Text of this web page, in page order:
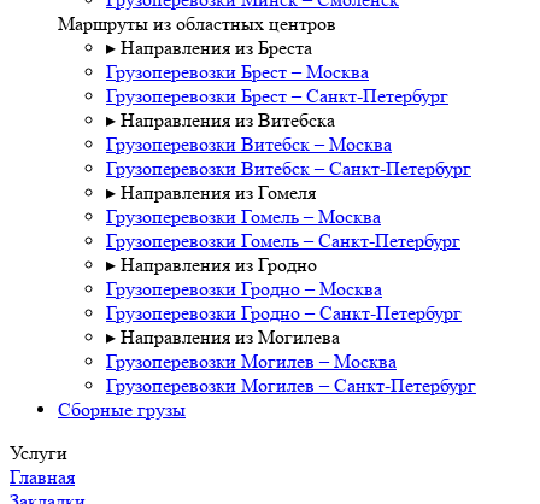
Маршруты из областных центров
▸ Направления из Бреста
Грузоперевозки Брест – Москва
Грузоперевозки Брест – Санкт-Петербург
▸ Направления из Витебска
Грузоперевозки Витебск – Москва
Грузоперевозки Витебск – Санкт-Петербург
▸ Направления из Гомеля
Грузоперевозки Гомель – Москва
Грузоперевозки Гомель – Санкт-Петербург
▸ Направления из Гродно
Грузоперевозки Гродно – Москва
Грузоперевозки Гродно – Санкт-Петербург
▸ Направления из Могилева
Грузоперевозки Могилев – Москва
Грузоперевозки Могилев – Санкт-Петербург
Сборные грузы
Услуги
Главная